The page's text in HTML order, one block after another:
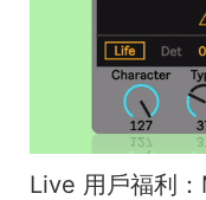
Live 用戶福利